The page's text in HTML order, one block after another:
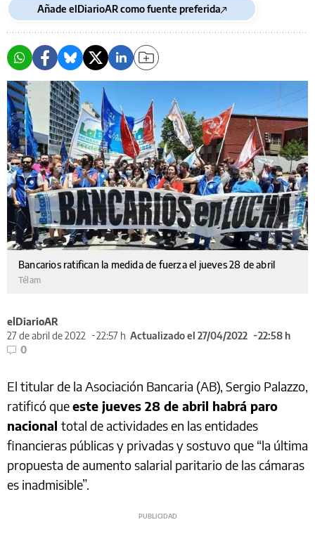
Añade elDiarioAR como fuente preferida
Bancarios ratifican la medida de fuerza el jueves 28 de abril
Télam
elDiarioAR
27 de abril de 2022
22:57 h Actualizado el 27/04/2022
22:58 h
0
El titular de la Asociación Bancaria (AB), Sergio Palazzo,
ratificó queeste jueves 28 de abril habrá paro
nacional total de actividades en las entidades
financieras públicas y privadas y sostuvo que “la última
propuesta de aumento salarial paritario de las cámaras
es inadmisible”.